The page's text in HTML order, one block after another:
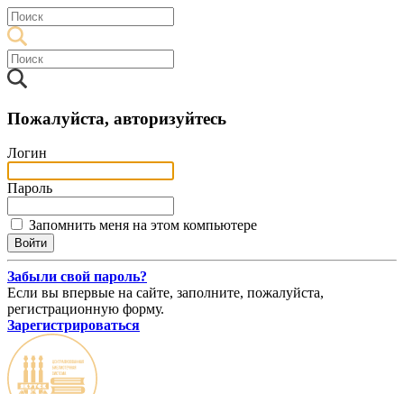
Пожалуйста, авторизуйтесь
Логин
Пароль
Запомнить меня на этом компьютере
Забыли свой пароль?
Если вы впервые на сайте, заполните, пожалуйста,
регистрационную форму.
Зарегистрироваться